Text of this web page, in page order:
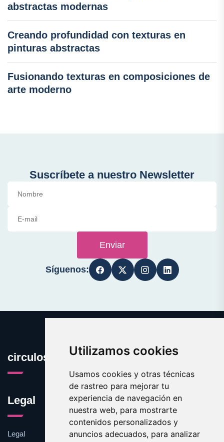
Utilizamos cookies
Usamos cookies y otras técnicas
de rastreo para mejorar tu
experiencia de navegación en
nuestra web, para mostrarte
contenidos personalizados y
anuncios adecuados, para analizar
abstractas modernas
Creando profundidad con texturas en
pinturas abstractas
Fusionando texturas en composiciones de
arte moderno
Suscríbete a nuestro Newsletter
Enviar
Síguenos:
circulos.es
Legal
Legal